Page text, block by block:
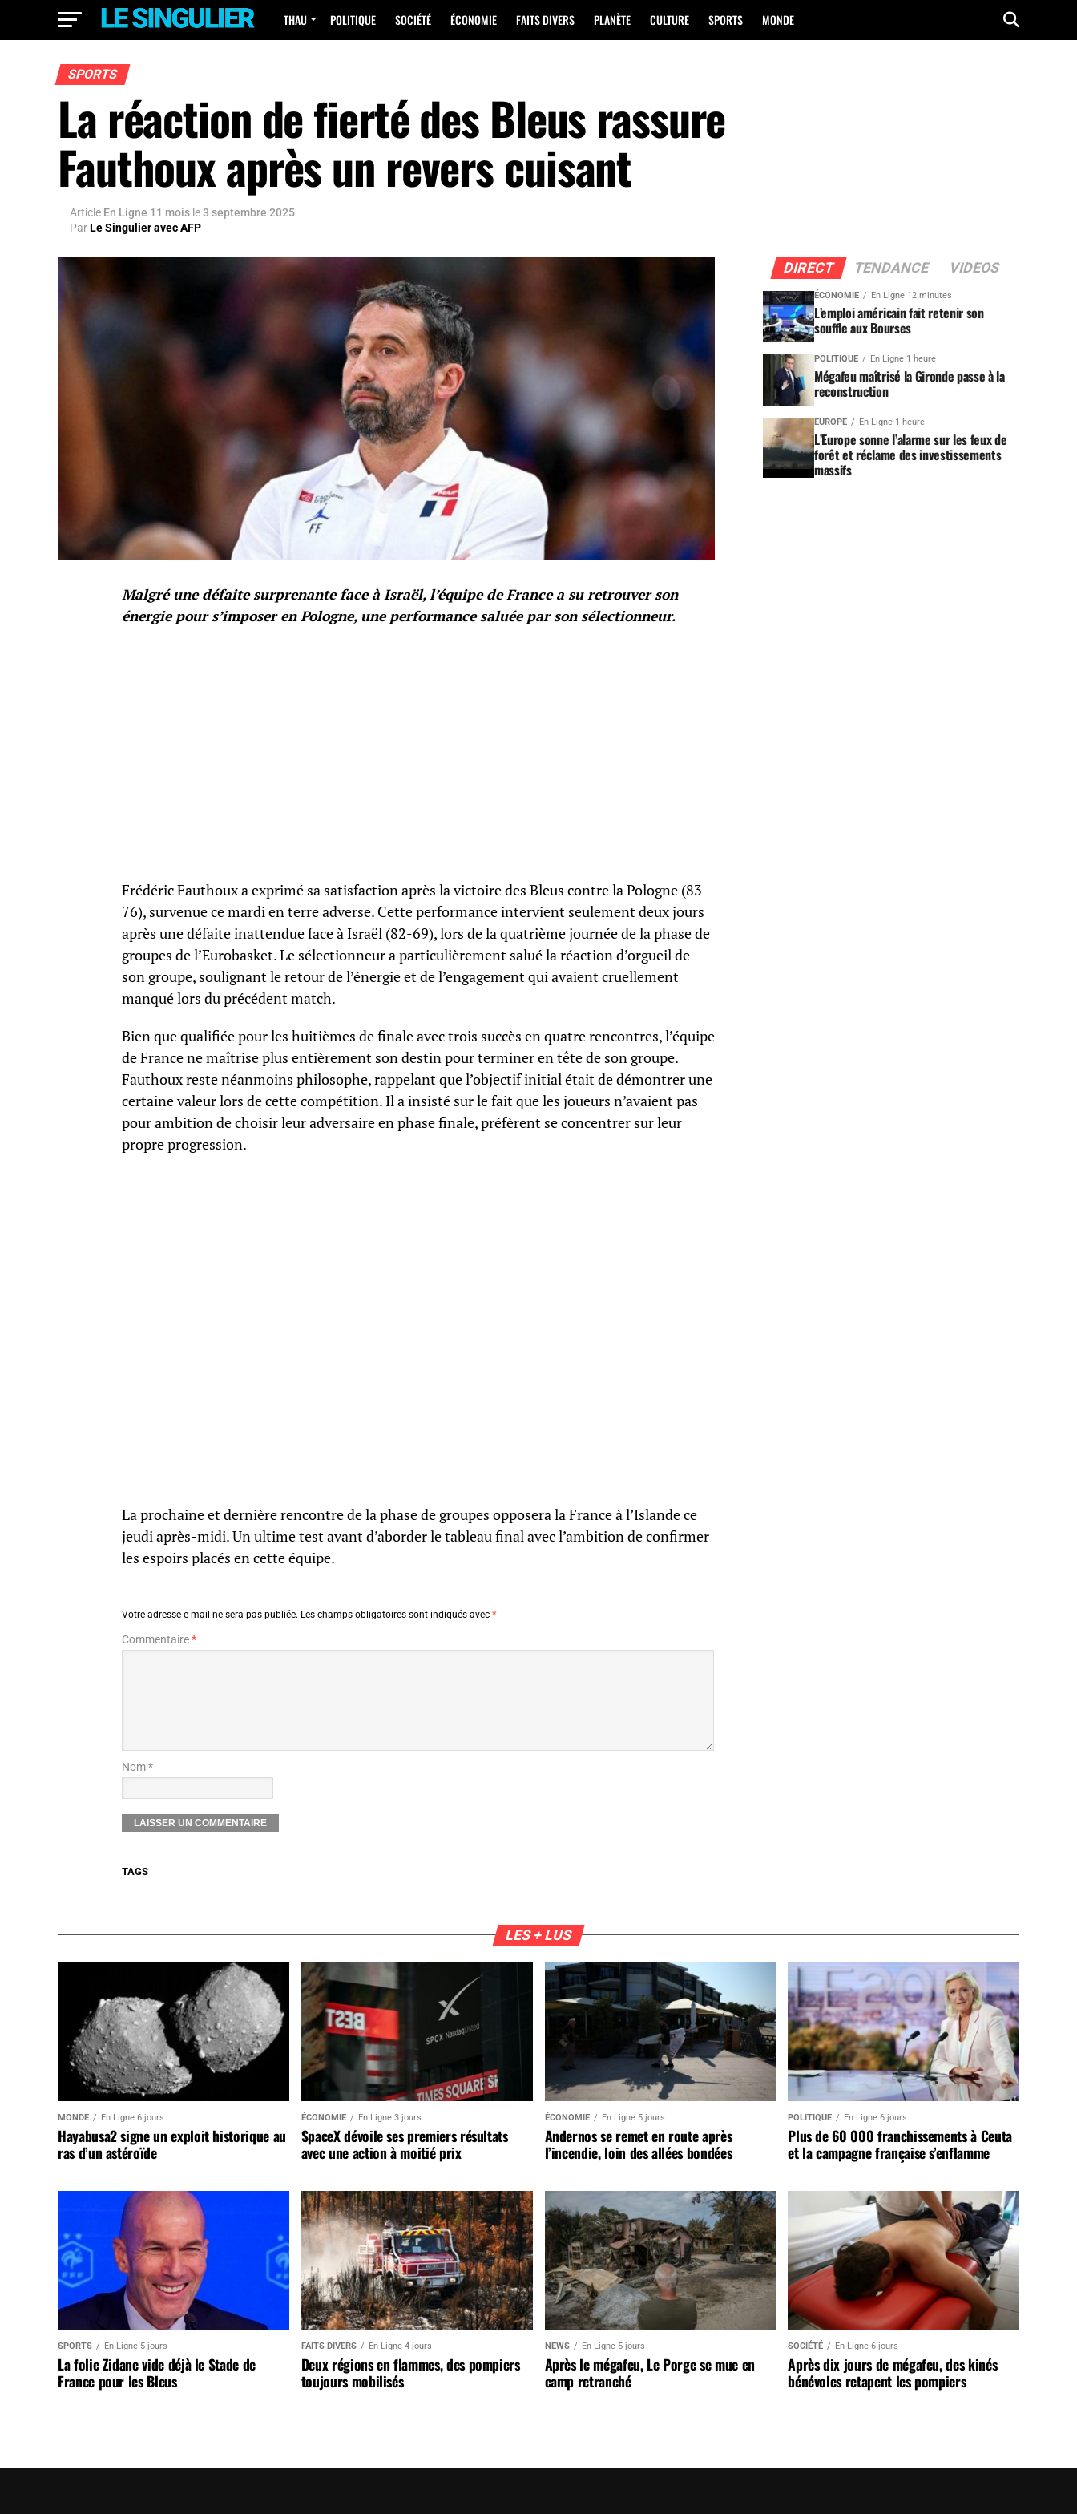
THAU POLITIQUE SOCIÉTÉ ÉCONOMIE FAITS DIVERS PLANÈTE CULTURE SPORTS MONDE
SPORTS
La réaction de fierté des Bleus rassure
Fauthoux après un revers cuisant
Article En Ligne 11 mois le3 septembre 2025
ParLe Singulier avec AFP
Malgré une défaite surprenante face à Israël, l’équipe de France a su retrouver son
énergie pour s’imposer en Pologne, une performance saluée par son sélectionneur.
Frédéric Fauthoux a exprimé sa satisfaction après la victoire des Bleus contre la Pologne (83-
76), survenue ce mardi en terre adverse. Cette performance intervient seulement deux jours
après une défaite inattendue face à Israël (82-69), lors de la quatrième journée de la phase de
groupes de l’Eurobasket. Le sélectionneur a particulièrement salué la réaction d’orgueil de
son groupe, soulignant le retour de l’énergie et de l’engagement qui avaient cruellement
manqué lors du précédent match.
Bien que qualifiée pour les huitièmes de finale avec trois succès en quatre rencontres, l’équipe
de France ne maîtrise plus entièrement son destin pour terminer en tête de son groupe.
Fauthoux reste néanmoins philosophe, rappelant que l’objectif initial était de démontrer une
certaine valeur lors de cette compétition. Il a insisté sur le fait que les joueurs n’avaient pas
pour ambition de choisir leur adversaire en phase finale, préfèrent se concentrer sur leur
propre progression.
La prochaine et dernière rencontre de la phase de groupes opposera la France à l’Islande ce
jeudi après-midi. Un ultime test avant d’aborder le tableau final avec l’ambition de confirmer
les espoirs placés en cette équipe.
Votre adresse e-mail ne sera pas publiée. Les champs obligatoires sont indiqués avec *
Commentaire*
Nom *
TAGS
DIRECT TENDANCE VIDEOS
ÉCONOMIE En Ligne 12 minutes
L’emploi américain fait retenir son
souffle aux Bourses
POLITIQUE En Ligne 1 heure
Mégafeu maîtrisé la Gironde passe à la
reconstruction
EUROPE En Ligne 1 heure
L’Europe sonne l’alarme sur les feux de
forêt et réclame des investissements
massifs
LES + LUS
MONDE En Ligne 6 jours
Hayabusa2 signe un exploit historique au
ras d’un astéroïde
ÉCONOMIE En Ligne 3 jours
SpaceX dévoile ses premiers résultats
avec une action à moitié prix
ÉCONOMIE En Ligne 5 jours
Andernos se remet en route après
l’incendie, loin des allées bondées
POLITIQUE En Ligne 6 jours
Plus de 60 000 franchissements à Ceuta
et la campagne française s’enflamme
SPORTS En Ligne 5 jours
La folie Zidane vide déjà le Stade de
France pour les Bleus
FAITS DIVERS En Ligne 4 jours
Deux régions en flammes, des pompiers
toujours mobilisés
NEWS En Ligne 5 jours
Après le mégafeu, Le Porge se mue en
camp retranché
SOCIÉTÉ En Ligne 6 jours
Après dix jours de mégafeu, des kinés
bénévoles retapent les pompiers